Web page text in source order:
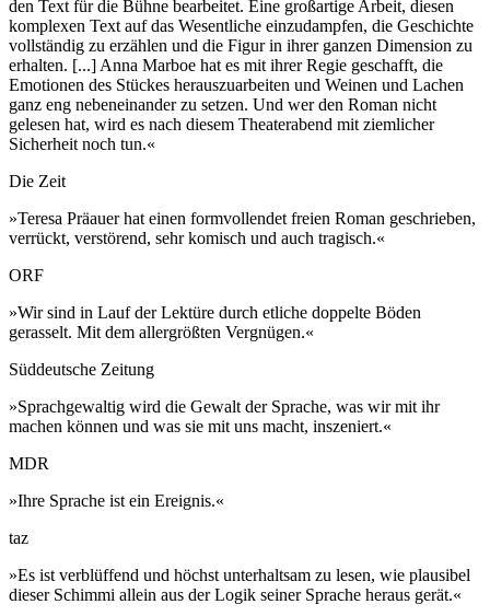
den Text für die Bühne bearbeitet. Eine großartige Arbeit, diesen
komplexen Text auf das Wesentliche einzudampfen, die Geschichte
vollständig zu erzählen und die Figur in ihrer ganzen Dimension zu
erhalten. [...] Anna Marboe hat es mit ihrer Regie geschafft, die
Emotionen des Stückes herauszuarbeiten und Weinen und Lachen
ganz eng nebeneinander zu setzen. Und wer den Roman nicht
gelesen hat, wird es nach diesem Theaterabend mit ziemlicher
Sicherheit noch tun.«
Die Zeit
»Teresa Präauer hat einen formvollendet freien Roman geschrieben,
verrückt, verstörend, sehr komisch und auch tragisch.«
ORF
»Wir sind in Lauf der Lektüre durch etliche doppelte Böden
gerasselt. Mit dem allergrößten Vergnügen.«
Süddeutsche Zeitung
»Sprachgewaltig wird die Gewalt der Sprache, was wir mit ihr
machen können und was sie mit uns macht, inszeniert.«
MDR
»Ihre Sprache ist ein Ereignis.«
taz
»Es ist verblüffend und höchst unterhaltsam zu lesen, wie plausibel
dieser Schimmi allein aus der Logik seiner Sprache heraus gerät.«